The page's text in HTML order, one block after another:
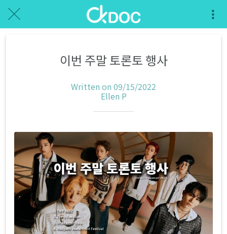
이번 주말 토론토 행사
Written on 09/15/2022
Ellen P